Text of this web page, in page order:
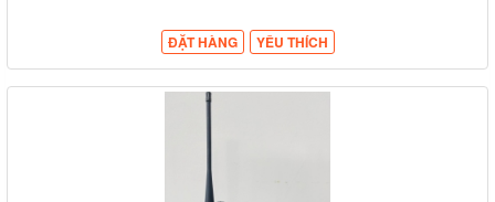
ĐẶT HÀNG YÊU THÍCH